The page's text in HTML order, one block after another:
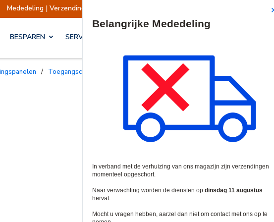
Mededeling | Verzendingen opgeschort Verzendingen
BESPAREN SERVICES & OPLOSSINGEN
/ Toegangscontrollers